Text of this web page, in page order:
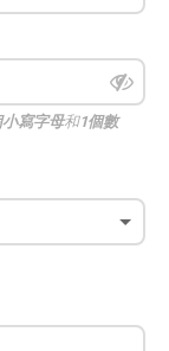
小寫字母和1個數